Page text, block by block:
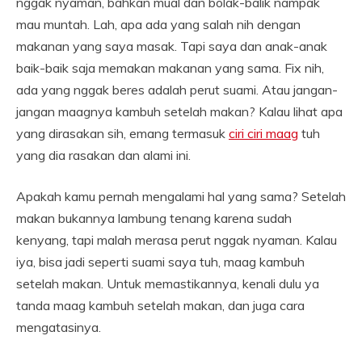
mau muntah. Lah, apa ada yang salah nih dengan
makanan yang saya masak. Tapi saya dan anak-anak
baik-baik saja memakan makanan yang sama. Fix nih,
ada yang nggak beres adalah perut suami. Atau jangan-
jangan maagnya kambuh setelah makan? Kalau lihat apa
yang dirasakan sih, emang termasuk ciri ciri maag tuh
yang dia rasakan dan alami ini.
Apakah kamu pernah mengalami hal yang sama? Setelah
makan bukannya lambung tenang karena sudah
kenyang, tapi malah merasa perut nggak nyaman. Kalau
iya, bisa jadi seperti suami saya tuh, maag kambuh
setelah makan. Untuk memastikannya, kenali dulu ya
tanda maag kambuh setelah makan, dan juga cara
mengatasinya.